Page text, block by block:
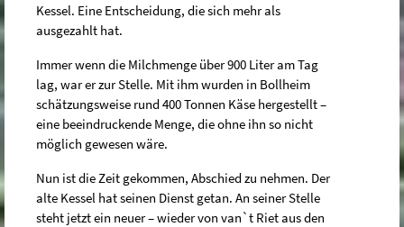
Kessel. Eine Entscheidung, die sich mehr als
ausgezahlt hat.
Immer wenn die Milchmenge über 900 Liter am Tag
lag, war er zur Stelle. Mit ihm wurden in Bollheim
schätzungsweise rund 400 Tonnen Käse hergestellt –
eine beeindruckende Menge, die ohne ihn so nicht
möglich gewesen wäre.
Nun ist die Zeit gekommen, Abschied zu nehmen. Der
alte Kessel hat seinen Dienst getan. An seiner Stelle
steht jetzt ein neuer – wieder von van`t Riet aus den